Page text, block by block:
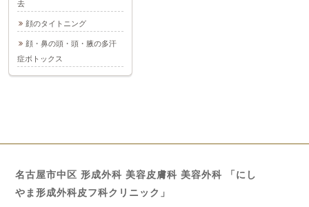
去
顔のタイトニング
顔・鼻の頭・頭・腋の多汗
症ボトックス
名古屋市中区 形成外科 美容皮膚科 美容外科 「にし
やま形成外科皮フ科クリニック」